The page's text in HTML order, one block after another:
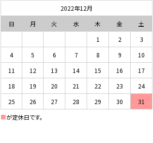
2022年12月
日
月 火 水 木 金
土
1
2
3
4
5 6 7 8 9
10
11
12 13 14 15 16
17
18
19 20 21 22 23
24
25
26 27 28 29 30
31
■が定休日です。